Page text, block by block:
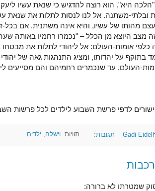
היא". הוא רוצה להדגיש כי שנאת עשיו
משתנה. אל לנו לנסות לתלות את שנאת
מהותו של עשיו, והיא אינה משתנית. אם בכל-
זה מצב היוצא מן הכלל – "נכמרו רחמיו באותה
אומות-העולם: אל ליהודי לתלות את מבטחו
בתוקף על יהדותו, ומציג התנהגות גאה של
העולם, עד שנכמרים רחמיהם והם מסייעים
לדפי פרשת השבוע לילדים לכל פרשות
Gadi תוויות:וישלח,ילדים
שמטרתו לא ברורה: